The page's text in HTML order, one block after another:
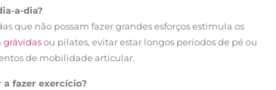
a-dia?
que não possam fazer grandes esforços estimula os
grávidasou pilates, evitar estar longos períodos de pé ou
de mobilidade articular.
fazer exercício?